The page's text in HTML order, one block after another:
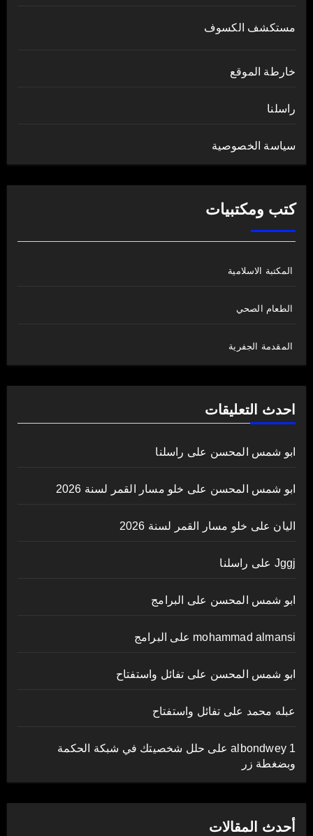
مستكشف الكسوف
خارطة الموقع
راسلنا
سياسة الخصوصية
كتب ومكتبيات
المكتبة الاسلامية
الطعام الصحي
المقدمة الجفرية
احدث التعليقات
ابو شمس المحسن على راسلنا
ابو شمس المحسن على خلو مسار القمر لسنة 2026
اليان على خلو مسار القمر لسنة 2026
Jggj على راسلنا
ابو شمس المحسن على البرامج
mohammad almansi على البرامج
ابو شمس المحسن على تفائل واستفتاح
عبله محمد على تفائل واستفتاح
albondwey 1على حلل شخصيتك في شبكة الحكمة
وبضغطة زر
أحدث المقالات